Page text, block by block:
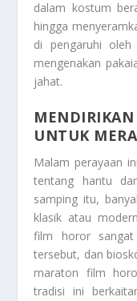
dalam kostum
hingga
di pengaruhi
mengenakan
jahat.
UNTUK
Malam perayaan
tentang hantu
samping itu,
klasik atau
film horor sangat
tersebut, dan
maraton film
tradisi ini